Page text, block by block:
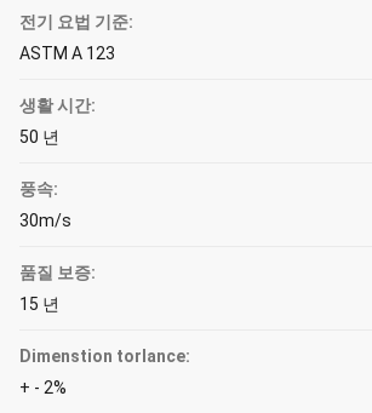
전기 요법 기준:
ASTM A 123
생활 시간:
50 년
풍속:
30m/s
품질 보증:
15 년
Dimenstion torlance:
+ - 2%